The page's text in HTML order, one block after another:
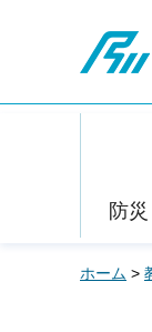
石川
防
ホーム >